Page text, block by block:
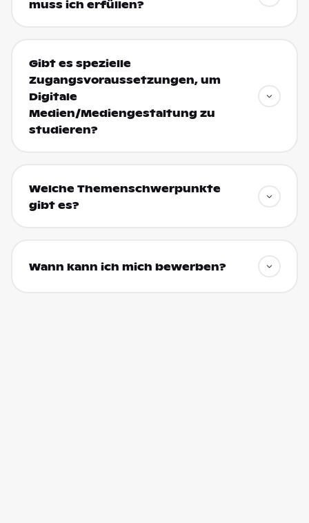
muss ich erfüllen?
Gibt es spezielle
Zugangsvoraussetzungen, um
Digitale
Medien/Mediengestaltung zu
studieren?
Welche Themenschwerpunkte
gibt es?
Wann kann ich mich bewerben?